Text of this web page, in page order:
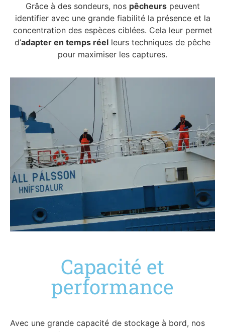
Grâce à des sondeurs, nos pêcheurspeuvent
identifier avec une grande fiabilité la présence et la
concentration des espèces ciblées. Cela leur permet
d’adapter en temps réel leurs techniques de pêche
pour maximiser les captures.
Capacité et
performance
Avec une grande capacité de stockage à bord, nos